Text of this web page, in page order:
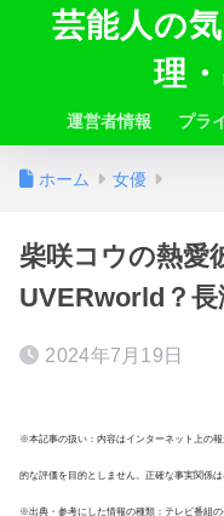
芸能人の
理
運営者情報 プラ
ホーム 女優
柴咲コウの熱愛
UVERworld？長
2024年7月19日
※本記事の扱い：内容はインターネット上の
的な評価を目的としません。正確な事実関係
※出典・参考にした情報の種類：テレビ番組